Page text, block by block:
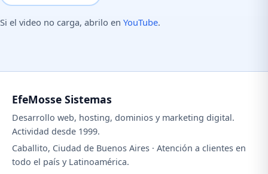
Si el video no carga, abrilo en YouTube.
EfeMosse Sistemas
Desarrollo web, hosting, dominios y marketing digital.
Actividad desde 1999.
Caballito, Ciudad de Buenos Aires · Atención a clientes en
todo el país y Latinoamérica.